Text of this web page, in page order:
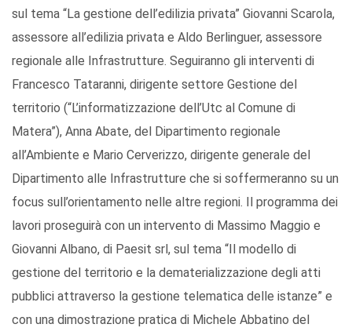
sul tema “La gestione dell’edilizia privata” Giovanni Scarola,
assessore all’edilizia privata e Aldo Berlinguer, assessore
regionale alle Infrastrutture. Seguiranno gli interventi di
Francesco Tataranni, dirigente settore Gestione del
territorio (“L’informatizzazione dell’Utc al Comune di
Matera”), Anna Abate, del Dipartimento regionale
all’Ambiente e Mario Cerverizzo, dirigente generale del
Dipartimento alle Infrastrutture che si soffermeranno su un
focus sull’orientamento nelle altre regioni. Il programma dei
lavori proseguirà con un intervento di Massimo Maggio e
Giovanni Albano, di Paesit srl, sul tema “Il modello di
gestione del territorio e la dematerializzazione degli atti
pubblici attraverso la gestione telematica delle istanze” e
con una dimostrazione pratica di Michele Abbatino del